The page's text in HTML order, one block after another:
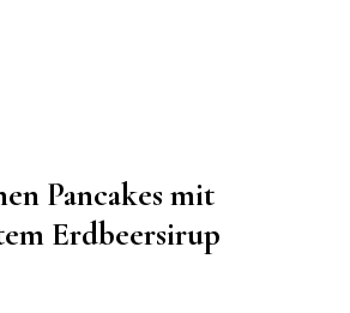
Pancakes mit
Erdbeersirup